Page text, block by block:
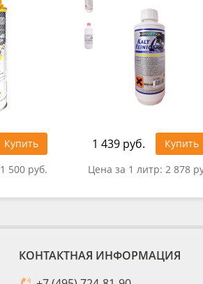
Купить
1 500 руб.
1 439 руб.
Купить
Цена за 1 литр: 2 878
КОНТАКТНАЯ ИНФОРМАЦИЯ